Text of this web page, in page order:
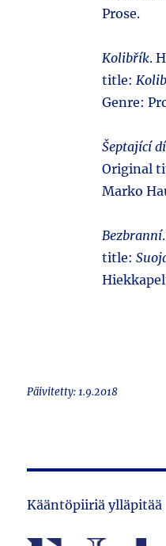
Prose.
Kolibřík.
title:
Genre:
Šeptající
Original
Marko
Bezbranní
title:
Päivitetty: 1.9.2018
Kääntöpiiriä ylläpitää